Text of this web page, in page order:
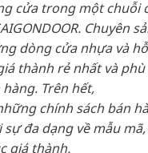
cửa trong một chuỗi
Chuyên
dòng cửa nhựa và
thành rẻ nhất và
Trên hết,
chính sách bán
sự đa dạng về mẫu
giá thành.